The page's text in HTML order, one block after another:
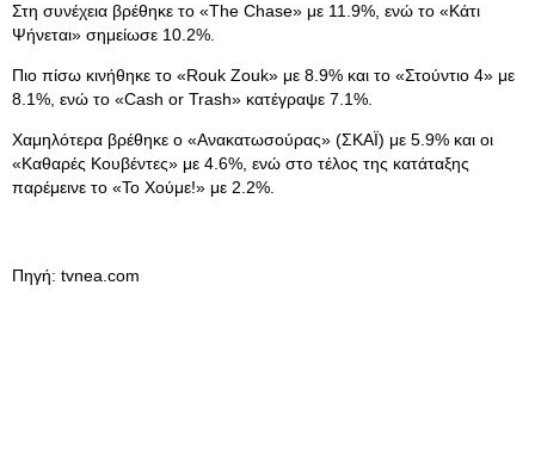
Στη συνέχεια βρέθηκε το «The Chase» με 11.9%, ενώ το «Κάτι
Ψήνεται» σημείωσε 10.2%.
Πιο πίσω κινήθηκε το «Rouk Zouk» με 8.9% και το «Στούντιο 4» με
8.1%, ενώ το «Cash or Trash» κατέγραψε 7.1%.
Χαμηλότερα βρέθηκε ο «Ανακατωσούρας» (ΣΚΑΪ) με 5.9% και οι
«Καθαρές Κουβέντες» με 4.6%, ενώ στο τέλος της κατάταξης
παρέμεινε το «Το Χούμε!» με 2.2%.
Πηγή: tvnea.com